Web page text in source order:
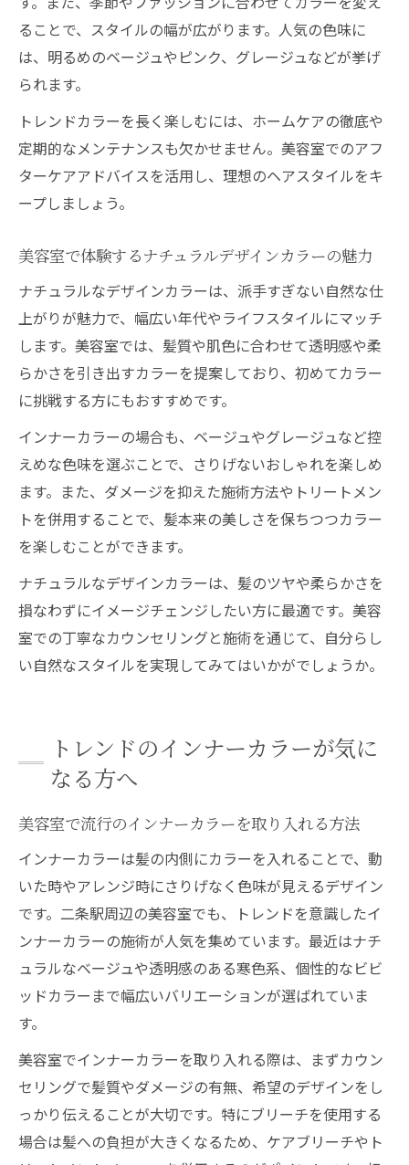
ることで、スタイルの幅が広がります。人気の色味に
は、明るめのベージュやピンク、グレージュなどが挙げ
られます。
トレンドカラーを長く楽しむには、ホームケアの徹底や
定期的なメンテナンスも欠かせません。美容室でのアフ
ターケアアドバイスを活用し、理想のヘアスタイルをキ
ープしましょう。
美容室で体験するナチュラルデザインカラーの魅力
ナチュラルなデザインカラーは、派手すぎない自然な仕
上がりが魅力で、幅広い年代やライフスタイルにマッチ
します。美容室では、髪質や肌色に合わせて透明感や柔
らかさを引き出すカラーを提案しており、初めてカラー
に挑戦する方にもおすすめです。
インナーカラーの場合も、ベージュやグレージュなど控
えめな色味を選ぶことで、さりげないおしゃれを楽しめ
ます。また、ダメージを抑えた施術方法やトリートメン
トを併用することで、髪本来の美しさを保ちつつカラー
を楽しむことができます。
ナチュラルなデザインカラーは、髪のツヤや柔らかさを
損なわずにイメージチェンジしたい方に最適です。美容
室での丁寧なカウンセリングと施術を通じて、自分らし
い自然なスタイルを実現してみてはいかがでしょうか。
トレンドのインナーカラーが気に
なる方へ
美容室で流行のインナーカラーを取り入れる方法
インナーカラーは髪の内側にカラーを入れることで、動
いた時やアレンジ時にさりげなく色味が見えるデザイン
です。二条駅周辺の美容室でも、トレンドを意識したイ
ンナーカラーの施術が人気を集めています。最近はナチ
ュラルなベージュや透明感のある寒色系、個性的なビビ
ッドカラーまで幅広いバリエーションが選ばれていま
す。
美容室でインナーカラーを取り入れる際は、まずカウン
セリングで髪質やダメージの有無、希望のデザインをし
っかり伝えることが大切です。特にブリーチを使用する
場合は髪への負担が大きくなるため、ケアブリーチやト